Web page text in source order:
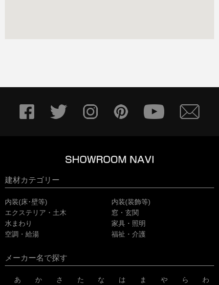
建材カテゴリー
内装(床･壁等)
内装(装飾等)
エクステリア・土木
窓・玄関
水まわり
家具・照明
空調・給湯
福祉・介護
メーカー名で探す
あ
か
さ
た
な
は
ま
や
ら
わ